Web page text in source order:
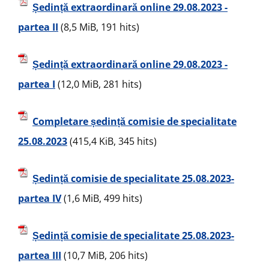
Ședință extraordinară online 29.08.2023 -
partea II (8,5 MiB, 191 hits)
Ședință extraordinară online 29.08.2023 -
partea I (12,0 MiB, 281 hits)
Completare ședință comisie de specialitate
25.08.2023(415,4 KiB, 345 hits)
Ședință comisie de specialitate 25.08.2023-
partea IV(1,6 MiB, 499 hits)
Ședință comisie de specialitate 25.08.2023-
partea III (10,7 MiB, 206 hits)